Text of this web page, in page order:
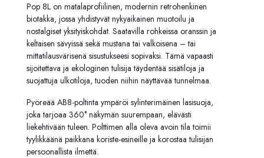
Pop 8L on matalaprofiilinen, modernin retrohenkinen
biotakka, jossa yhdistyvät nykyaikainen muotoilu ja
nostalgiset yksityiskohdat. Saatavilla rohkeissa oranssin ja
keltaisen sävyissä sekä mustana tai valkoisena – tai
mittatilausvärisenä sisustukseesi sopivaksi. Tämä vapaasti
sijoitettava ja ekologinen tulisija täydentää sisätiloja ja
suojattuja ulkotiloja, tuoden niihin näyttävää tunnelmaa.
Pyöreää AB8-poltinta ympäröi sylinterimäinen lasisuoja,
joka tarjoaa 360° näkymän suurempaan, elävästi
liekehtivään tuleen. Polttimen alla oleva avoin tila toimii
tyylikkäänä paikkana koriste-esineille ja korostaa tulisijan
persoonallista ilmettä.